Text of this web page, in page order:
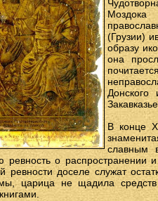
Моздока
(Грузии)
образу
она
В конце
славным
ревность о
ревности доселе служат
царица не щадила